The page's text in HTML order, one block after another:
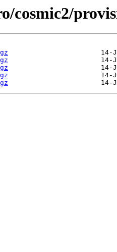
cosmic2/